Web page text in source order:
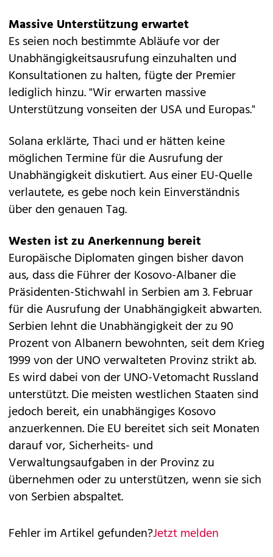
Massive Unterstützung erwartet
Es seien noch bestimmte Abläufe vor der
Unabhängigkeitsausrufung einzuhalten und
Konsultationen zu halten, fügte der Premier
lediglich hinzu. "Wir erwarten massive
Unterstützung vonseiten der USA und Europas."
Solana erklärte, Thaci und er hätten keine
möglichen Termine für die Ausrufung der
Unabhängigkeit diskutiert. Aus einer EU-Quelle
verlautete, es gebe noch kein Einverständnis
über den genauen Tag.
Westen ist zu Anerkennung bereit
Europäische Diplomaten gingen bisher davon
aus, dass die Führer der Kosovo-Albaner die
Präsidenten-Stichwahl in Serbien am 3. Februar
für die Ausrufung der Unabhängigkeit abwarten.
Serbien lehnt die Unabhängigkeit der zu 90
Prozent von Albanern bewohnten, seit dem Krieg
1999 von der UNO verwalteten Provinz strikt ab.
Es wird dabei von der UNO-Vetomacht Russland
unterstützt. Die meisten westlichen Staaten sind
jedoch bereit, ein unabhängiges Kosovo
anzuerkennen. Die EU bereitet sich seit Monaten
darauf vor, Sicherheits- und
Verwaltungsaufgaben in der Provinz zu
übernehmen oder zu unterstützen, wenn sie sich
von Serbien abspaltet.
Fehler im Artikel gefunden?Jetzt melden